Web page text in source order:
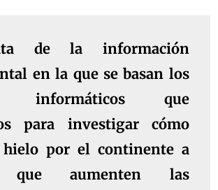
de la información
en la que se basan los
informáticos que
para investigar cómo
por el continente a
que aumenten las